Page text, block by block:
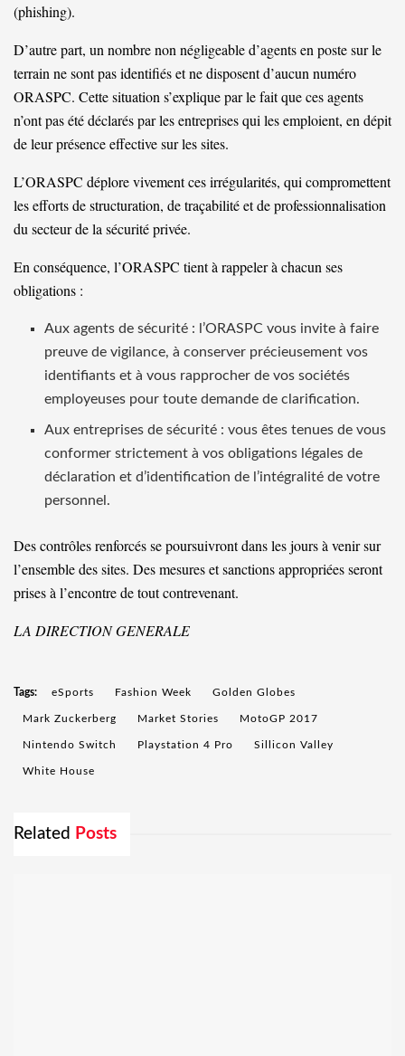
(phishing).
D’autre part, un nombre non négligeable d’agents en poste sur le
terrain ne sont pas identifiés et ne disposent d’aucun numéro
ORASPC. Cette situation s’explique par le fait que ces agents
n’ont pas été déclarés par les entreprises qui les emploient, en dépit
de leur présence effective sur les sites.
L’ORASPC déplore vivement ces irrégularités, qui compromettent
les efforts de structuration, de traçabilité et de professionnalisation
du secteur de la sécurité privée.
En conséquence, l’ORASPC tient à rappeler à chacun ses
obligations :
Aux agents de sécurité : l’ORASPC vous invite à faire
preuve de vigilance, à conserver précieusement vos
identifiants et à vous rapprocher de vos sociétés
employeuses pour toute demande de clarification.
Aux entreprises de sécurité : vous êtes tenues de vous
conformer strictement à vos obligations légales de
déclaration et d’identification de l’intégralité de votre
personnel.
Des contrôles renforcés se poursuivront dans les jours à venir sur
l’ensemble des sites. Des mesures et sanctions appropriées seront
prises à l’encontre de tout contrevenant.
LA DIRECTION GENERALE
Tags: eSports Fashion Week Golden Globes
Mark Zuckerberg Market Stories MotoGP 2017
Nintendo Switch Playstation 4 Pro Sillicon Valley
White House
Related Posts